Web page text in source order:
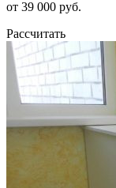
от 39 000 руб.
Рассчитать